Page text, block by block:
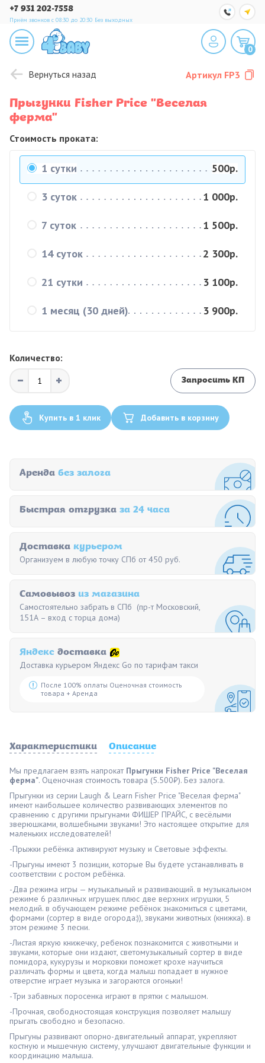
+7 931 202-7558
Приём звонков с 08:30 до 20:30 Без выходных
0
Вернуться назад Артикул FP3
Прыгунки Fisher Price "Веселая
ферма"
Стоимость проката:
1 сутки 500р.
3 суток 1 000р.
7 суток 1 500р.
14 суток 2 300р.
21 сутки 3 100р.
1 месяц (30 дней) 3 900р.
Количество:
Запросить КП
Купить в 1 клик Добавить в корзину
Аренда без залога
Быстрая отгрузка за 24 часа
Доставка курьером
Организуем в любую точку СПб от 450 руб.
Самовывоз из магазина
Самостоятельно забрать в СПб (пр-т Московский,
151А – вход с торца дома)
Яндекс доставка
Доставка курьером Яндекс Go по тарифам такси
После 100% оплаты Оценочная стоимость
товара + Аренда
Характеристики Описание
Мы предлагаем взять напрокат Прыгунки Fisher Price "Веселая
ферма". Оценочная стоимость товара (5.500₽). Без залога.
Прыгунки из серии Laugh & Learn Fisher Price "Веселая ферма"
имеют наибольшее количество развивающих элементов по
сравнению с другими прыгунами ФИШЕР ПРАЙС, с весёлыми
зверюшками, волшебными звуками! Это настоящее открытие для
маленьких исследователей!
-Прыжки ребёнка активируют музыку и Световые эффекты.
-Прыгуны имеют 3 позиции, которые Вы будете устанавливать в
соответствии с ростом ребёнка.
-Два режима игры — музыкальный и развивающий. в музыкальном
режиме 6 различных игрушек плюс две верхних игрушки, 5
мелодий. в обучающем режиме ребёнок знакомиться с цветами,
формами (сортер в виде огорода:)), звуками животных (книжка). в
этом режиме 3 песни.
-Листая яркую книжечку, ребенок познакомится с животными и
звуками, которые они издают, светомузыкальный сортер в виде
помидора, кукурузы и морковки поможет крохе научиться
различать формы и цвета, когда малыш попадает в нужное
отверстие играет музыка и загораются огоньки!
-Три забавных поросенка играют в прятки с малышом.
-Прочная, свободностоящая конструкция позволяет малышу
прыгать свободно и безопасно.
Прыгуны развивают опорно-двигательный аппарат, укрепляют
костную и мышечную систему, улучшают двигательные функции и
координацию малыша.